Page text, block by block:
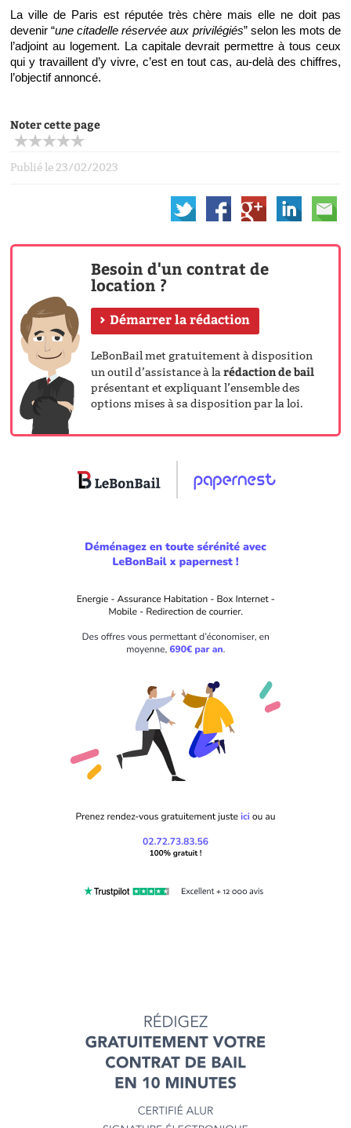
La ville de Paris est réputée très chère mais elle ne doit pas
devenir “une citadelle réservée aux privilégiés” selon les mots de
l’adjoint au logement. La capitale devrait permettre à tous ceux
qui y travaillent d’y vivre, c’est en tout cas, au-delà des chiffres,
l’objectif annoncé.
Noter cette page
Publié le 23/02/2023
Besoin d'un contrat de
location ?
Démarrer la rédaction
LeBonBail met gratuitement à disposition
un outil d’assistance à larédaction de bail
présentant et expliquant l’ensemble des
options mises à sa disposition par la loi.